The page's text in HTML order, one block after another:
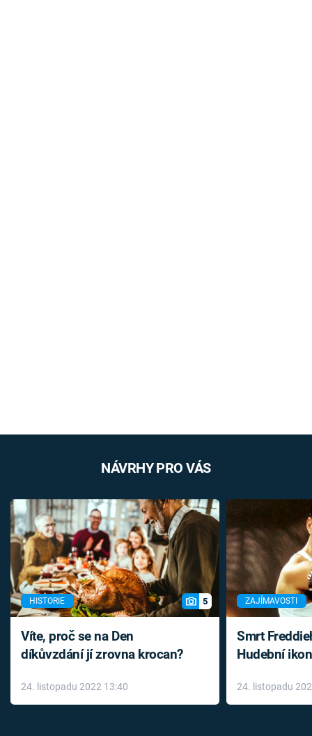
NÁVRHY PRO VÁS
HISTORIE 5
Víte, proč se na Den
díkůvzdání jí zrovna krocan?
24. listopadu 2022 13:40
ZAJÍMAVOSTI
Smrt
Hudební
léky
24. listopadu